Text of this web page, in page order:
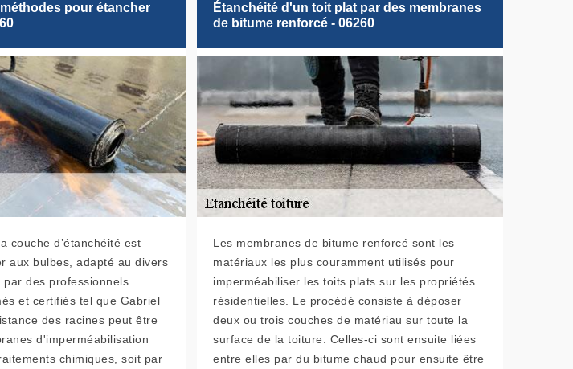
pour étancher
couche d’étanchéité est
aux bulbes, adapté au divers
des professionnels
et certifiés tel que Gabriel
des racines peut être
d'imperméabilisation
chimiques, soit par
Étanchéité d'un toit plat par des membranes
de bitume renforcé - 06260
Les membranes de bitume renforcé sont les
matériaux les plus couramment utilisés pour
imperméabiliser les toits plats sur les propriétés
résidentielles. Le procédé consiste à déposer
deux ou trois couches de matériau sur toute la
surface de la toiture. Celles-ci sont ensuite liées
entre elles par du bitume chaud pour ensuite être